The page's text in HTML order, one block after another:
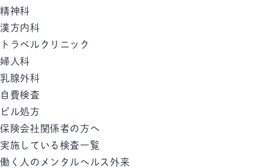
精神科
漢方内科
トラベルクリニック
婦人科
乳腺外科
自費検査
ピル処方
保険会社関係者の方へ
実施している検査一覧
働く人のメンタルへルス外来